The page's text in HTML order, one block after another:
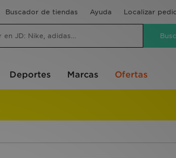
Buscador de tiendas Ayuda Localizar
Deportes Marcas Ofertas